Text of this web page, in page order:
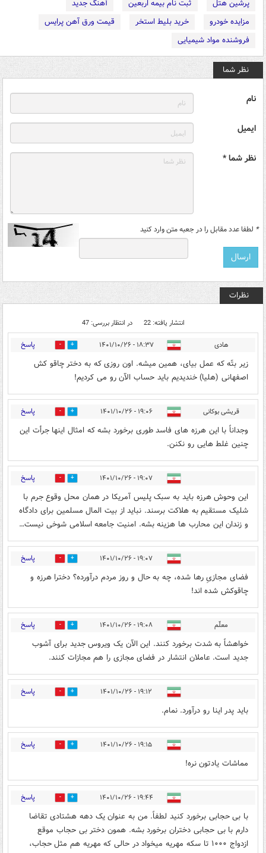
پرشین هتل
ثبت نام بیمه اربعین
آهنگ جدید
مزایده خودرو
خرید بلیط استخر
قیمت ورق آهن پرایس
فروشنده مواد شیمیایی
نظر شما
نام
ایمیل
نظر شما *
* لطفا عدد مقابل را در جعبه متن وارد کنید
نظرات
انتشار یافته: 22 در انتظار بررسی: 47
هادی ۱۸:۳۷ - ۱۴۰۱/۱۰/۲۶ 73 پاسخ
زیر بتّه که عمل بیای، همین میشه. اون روزی که به دختر چاقو کش
اصفهانی (هلیا) خندیدیم باید حساب الآن رو می کردیم!
قریشی بوکانی ۱۹:۰۶ - ۱۴۰۱/۱۰/۲۶ 61 پاسخ
وجداناً با این هرزه های فاسد طوری برخورد بشه که امثال اینها جرأت این
چنین غلط هایی رو نکنن.
۱۹:۰۷ - ۱۴۰۱/۱۰/۲۶ 51 پاسخ
این وحوش هرزه باید به سبک پلیس آمریکا در همان محل وقوع جرم با
شلیک مستقیم به هلاکت برسند. نباید از بیت المال مسلمین برای دادگاه
و زندان این محارب ها هزینه بشه. امنیت جامعه اسلامی شوخی نیست…
۱۹:۰۷ - ۱۴۰۱/۱۰/۲۶ 46 پاسخ
فضای مجازیِ رها شده، چه به حال و روز مردم درآورده؟ دخترا هرزه و
چاقوکش شده اند!
معلّم ۱۹:۰۸ - ۱۴۰۱/۱۰/۲۶ 29 پاسخ
خواهشاً به شدت برخورد کنند. این الآن یک ویروس جدید برای آشوب
جدید است. عاملان انتشار در فضای مجازی را هم مجازات کنند.
۱۹:۱۲ - ۱۴۰۱/۱۰/۲۶ 28 پاسخ
باید پدر اینا رو درآورد. نمام.
۱۹:۱۵ - ۱۴۰۱/۱۰/۲۶ 12 پاسخ
مماشات یادتون نره!
۱۹:۴۴ - ۱۴۰۱/۱۰/۲۶ 29 پاسخ
با بی حجابی برخورد کنید لطفاً. من به عنوان یک دهه هشتادی تقاضا
دارم با بی حجابی دختران برخورد بشه‌. همون دختر بی حجاب موقع
ازدواج ۱۰۰۰ تا سکه مهریه میخواد در حالی که مهریه هم مثل حجاب،